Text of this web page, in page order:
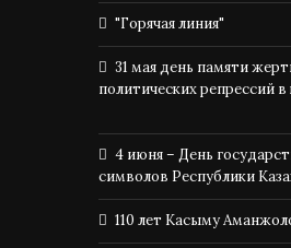
"Горячая линия"
31 мая день памяти
политических репрессий в
4 июня – День
символов Республики
110 лет Касыму